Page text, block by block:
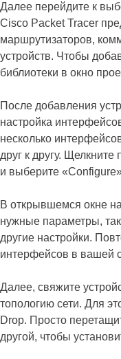
Далее перейдите к
Cisco Packet Tracer
маршрутизаторов,
устройств. Чтобы
библиотеки в окно
После добавления
настройка
несколько
друг к другу.
и выберите
В открывшемся окне
нужные параметры,
другие настройки.
интерфейсов в вашей
Далее, свяжите
топологию сети. Для
Drop. Просто
другой, чтобы